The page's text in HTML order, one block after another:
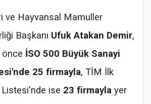
ve Hayvansal Mamuller
Başkanı Ufuk Atakan Demir,
İSO 500 Büyük Sanayi
25 firmayla, TİM İlk
Listesi'nde ise 23 firmayla yer